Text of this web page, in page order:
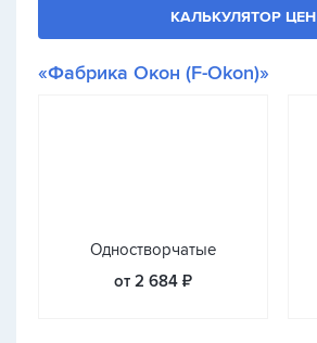
КАЛЬКУЛЯТОР ЦЕН
«Фабрика Окон (F-Okon)»
Одностворчатые
от 2 684 ₽